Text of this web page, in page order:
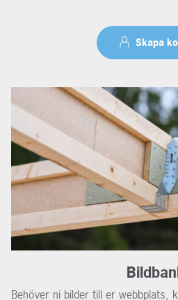
Skapa
Behöver ni bilder till er webbplats,